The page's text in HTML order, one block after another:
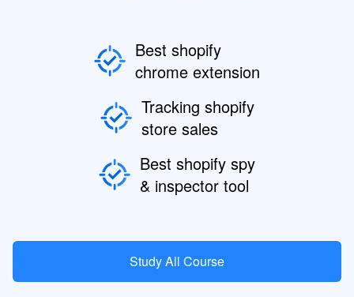
Best shopify
chrome extension
Tracking shopify
store sales
Best shopify spy
& inspector tool
Study All Course